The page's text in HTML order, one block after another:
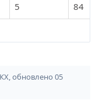
5
84
обновлено 05